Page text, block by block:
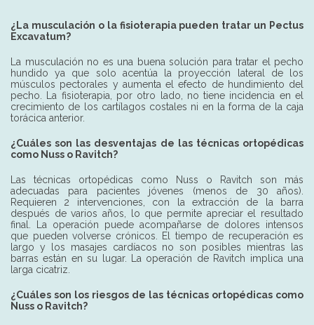
¿La musculación o la fisioterapia pueden tratar un Pectus
Excavatum?
La musculación no es una buena solución para tratar el pecho
hundido ya que solo acentúa la proyección lateral de los
músculos pectorales y aumenta el efecto de hundimiento del
pecho. La fisioterapia, por otro lado, no tiene incidencia en el
crecimiento de los cartílagos costales ni en la forma de la caja
torácica anterior.
¿Cuáles son las desventajas de las técnicas ortopédicas
como Nuss o Ravitch?
Las técnicas ortopédicas como Nuss o Ravitch son más
adecuadas para pacientes jóvenes (menos de 30 años).
Requieren 2 intervenciones, con la extracción de la barra
después de varios años, lo que permite apreciar el resultado
final. La operación puede acompañarse de dolores intensos
que pueden volverse crónicos. El tiempo de recuperación es
largo y los masajes cardíacos no son posibles mientras las
barras están en su lugar. La operación de Ravitch implica una
larga cicatriz.
¿Cuáles son los riesgos de las técnicas ortopédicas como
Nuss o Ravitch?